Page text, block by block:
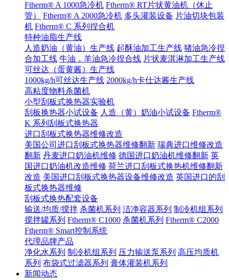
Ftherm® A 1000急冷机 Ftherm® RT片状黄油机（休止
管）
Ftherm® A 2000急冷机 多头灌装设备 片油切块包装
机 Ftherm® C 系列捏合机
特种油脂生产线
人造奶油（黄油）生产线 起酥油加工生产线 猪油急冷捏
合加工线 牛油，羊油急冷捏合线 片状麦淇淋加工生产线
可丝达（蛋黄酱）生产线
1000kg/h可丝达生产线 2000kg/h卡仕达酱生产线
高粘度物料杀菌机
小型刮板式换热器实验机
刮板换热器小试设备 人造（黄）奶油小试设备 Ftherm®
K 系列刮板式换热器
进口刮板式换热器维修改造
美国公司进口刮板式换热器维修翻新 瑞典进口维修改造
翻新 丹麦进口奶油机维修 德国进口奶油机维修翻新 英
国进口奶油机改造维修 荷兰进口刮板式换热机维修翻新
改造 美国进口刮板式换热器设备维修改造 英国进口的刮
板式换热器维修
刮板式换热配套设备
输送/均质/搅拌 杀菌机系列 洁净容器系列 制冷机组系列
搅拌罐系列 Ftherm® C1000 杀菌机系列 Ftherm® C2000
Ftherm® Smart控制系统
代理品牌产品
净化水系列 制冷机组系列 压力输送泵系列 高压均质机
系列 布袋式过滤器系列 膏体灌装机系列
新闻动态